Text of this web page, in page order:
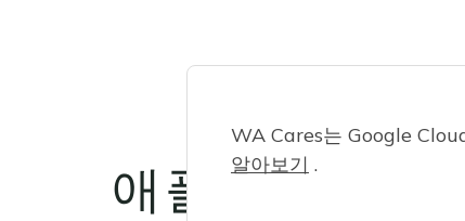
애플리케이션
WA Cares는 Google
알아보기 .